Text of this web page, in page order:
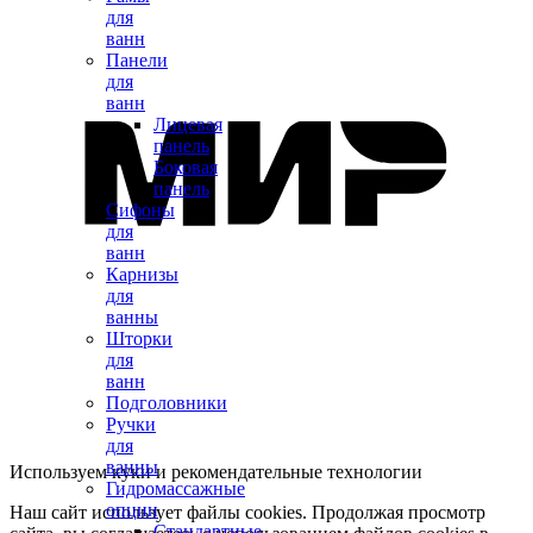
для
ванн
Панели
для
ванн
Лицевая
панель
Боковая
панель
Сифоны
для
ванн
Карнизы
для
ванны
Шторки
для
ванн
Подголовники
Ручки
для
ванны
Гидромассажные
опции
Используем куки и рекомендательные технологии
Наш сайт использует файлы cookies. Продолжая просмотр